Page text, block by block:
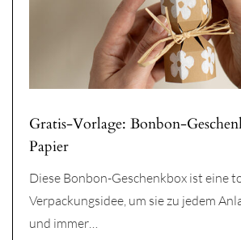
Gratis-Vorlage: Bonbon-
Papier
Diese Bonbon-Geschenkbox ist eine
Verpackungsidee, um sie zu jedem
und immer…